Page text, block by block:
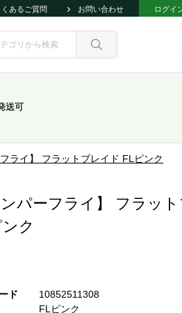
くあるご質問 お問い合わせ ログイ
送可
フライ】 フラットブレイド FLピンク
ンパーフライ】 フラッ
ク
ド
10852511308
FLピンク